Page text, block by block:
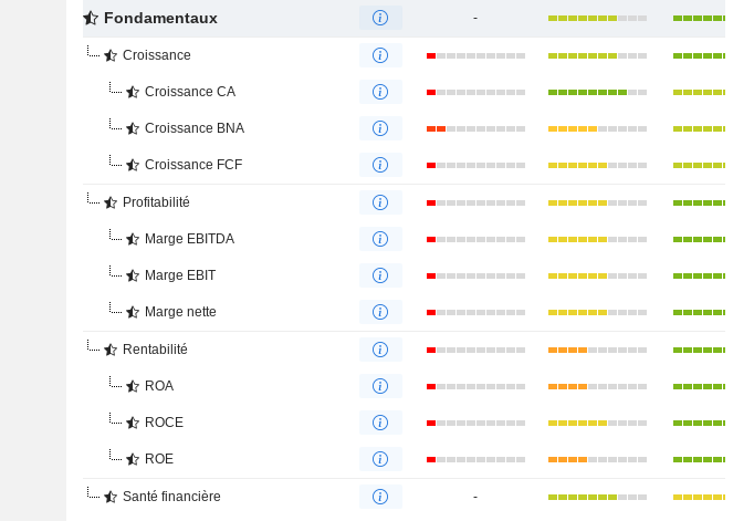
Fondamentaux -
Croissance
Croissance CA
Croissance BNA
Croissance FCF
Profitabilité
Marge EBITDA
Marge EBIT
Marge nette
Rentabilité
ROA
ROCE
ROE
Santé financière -